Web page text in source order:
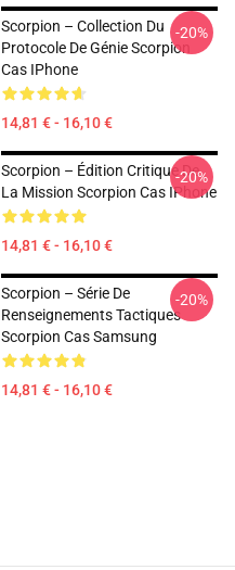
Scorpion – Collection Du
Protocole De Génie Scorpion
Cas IPhone
14,81 € - 16,10 €
-20%
Scorpion – Édition Critique De
La Mission Scorpion Cas IPhone
14,81 € - 16,10 €
-20%
Scorpion – Série De
Renseignements Tactiques
Scorpion Cas Samsung
14,81 € - 16,10 €
-20%